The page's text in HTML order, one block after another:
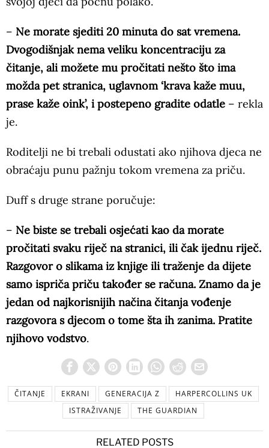
– Ne morate sjediti 20 minuta do sat vremena.
Dvogodišnjak nema veliku koncentraciju za
čitanje, ali možete mu pročitati nešto što ima
možda pet stranica, uglavnom ‘krava kaže muu,
prase kaže oink’, i postepeno gradite odatle – rekla
je.
Roditelji ne bi trebali odustati ako njihova djeca ne
obraćaju punu pažnju tokom vremena za priču.
Duff s druge strane poručuje:
– Ne biste se trebali osjećati kao da morate
pročitati svaku riječ na stranici, ili čak ijednu riječ.
Razgovor o slikama iz knjige ili traženje da dijete
samo ispriča priču također se računa. Znamo da je
jedan od najkorisnijih načina čitanja vođenje
razgovora s djecom o tome šta ih zanima. Pratite
njihovo vodstvo.
ČITANJE EKRANI GENERACIJA Z
HARPERCOLLINS UK
ISTRAŽIVANJE
THE GUARDIAN
RELATED POSTS